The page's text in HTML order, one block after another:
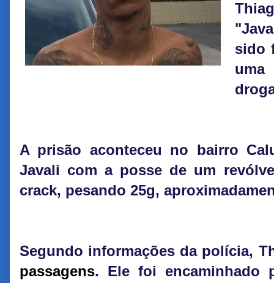
sido
A prisão aconteceu no bairro
Javali com a posse de um
crack, pesando 25g,
Segundo informações da polícia,
passagens. Ele foi encaminhado